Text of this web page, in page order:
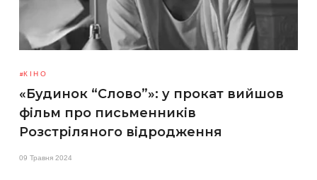
КІНО
«Будинок “Слово”»: у прокат вийшов
фільм про письменників
Розстріляного відродження
09 Травня 2024